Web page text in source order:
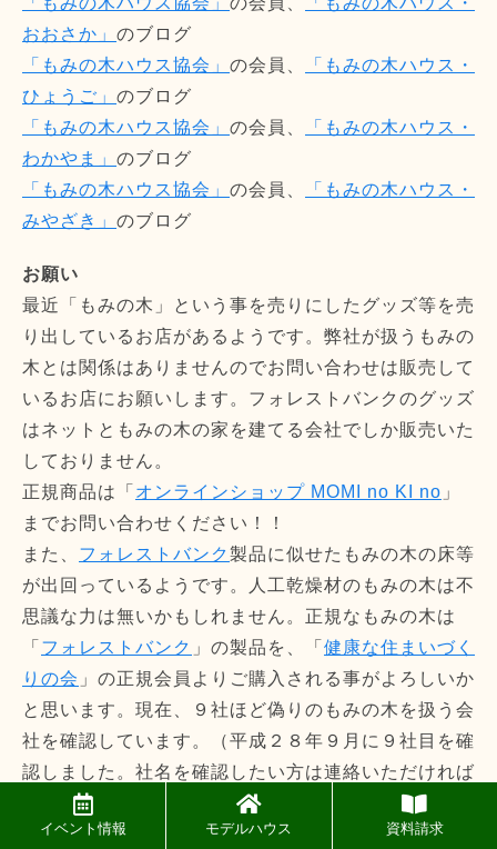
おおさか」 のブログ
「もみの木ハウス協会」 の会員、
「もみの木ハウス・
ひょうご」 のブログ
「もみの木ハウス協会」 の会員、
「もみの木ハウス・
わかやま」 のブログ
「もみの木ハウス協会」 の会員、
「もみの木ハウス・
みやざき」 のブログ
お願い
最近「もみの木」という事を売りにしたグッズ等を売
り出しているお店があるようです。弊社が扱うもみの
木とは関係はありませんのでお問い合わせは販売して
いるお店にお願いします。フォレストバンクのグッズ
はネットともみの木の家を建てる会社でしか販売いた
しておりません。
正規商品は「 オンラインショップ MOMI no KI no 」
までお問い合わせください！！
また、 フォレストバンク製品に似せたもみの木の床等
が出回っているようです。人工乾燥材のもみの木は不
思議な力は無いかもしれません。正規なもみの木は
「 フォレストバンク 」の製品を、「 健康な住まいづく
りの会 」の正規会員よりご購入される事がよろしいか
と思います。現在、９社ほど偽りのもみの木を扱う会
社を確認しています。（平成２８年９月に９社目を確
認しました。社名を確認したい方は連絡いただければ
お知らせいたします）もみの木が「
フォレストバン
」製品かを今一度お確かめください。悲しいお問い
イベント情報 モデルハウス 資料請求